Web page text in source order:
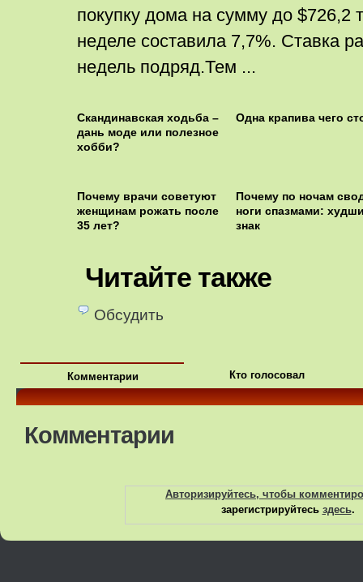
покупку дома на сумму до $726,2
неделе составила 7,7%. Ставка
недель подряд.Тем ...
Скандинавская ходьба –
дань моде или полезное
хобби?
Одна крапива чего
Почему врачи советуют
женщинам рожать после
35 лет?
Почему по ночам
ноги спазмами:
знак
Читайте также
Обсудить
Комментарии Кто голосовал
Комментарии
Авторизируйтесь, чтобы
зарегистрируйтесь здесь.